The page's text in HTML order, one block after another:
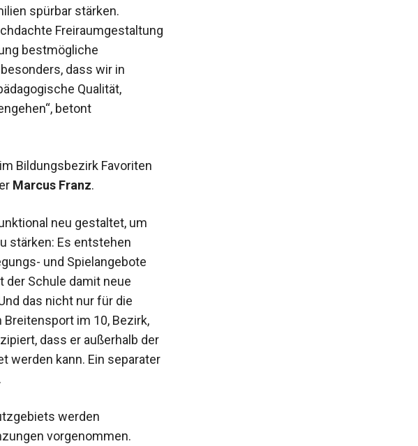
spürbar stärken.
Freiraumgestaltung
bestmögliche
dass wir in
Qualität,
betont
Bildungsbezirk Favoriten
Marcus Franz.
neu gestaltet, um
stärken: Es entstehen
und Spielangebote
der Schule damit neue
das nicht nur für die
im 10, Bezirk,
dass er außerhalb der
werden kann. Ein separater
werden
vorgenommen.